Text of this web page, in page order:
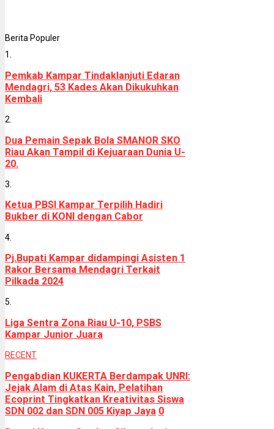
Berita Populer
1.
Pemkab Kampar Tindaklanjuti Edaran
Mendagri, 53 Kades Akan Dikukuhkan
Kembali
2.
Dua Pemain Sepak Bola SMANOR SKO
Riau Akan Tampil di Kejuaraan Dunia U-
20.
3.
Ketua PBSI Kampar Terpilih Hadiri
Bukber di KONI dengan Cabor
4.
Pj.Bupati Kampar didampingi Asisten 1
Rakor Bersama Mendagri Terkait
Pilkada 2024
5.
Liga Sentra Zona Riau U-10, PSBS
Kampar Junior Juara
RECENT
Pengabdian KUKERTA Berdampak UNRI:
Jejak Alam di Atas Kain, Pelatihan
Ecoprint Tingkatkan Kreativitas Siswa
SDN 002 dan SDN 005 Kiyap Jaya 0